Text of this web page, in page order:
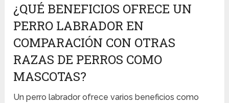
¿QUÉ BENEFICIOS OFRECE UN
PERRO LABRADOR EN
COMPARACIÓN CON OTRAS
RAZAS DE PERROS COMO
MASCOTAS?
Un perro labrador ofrece varios beneficios como